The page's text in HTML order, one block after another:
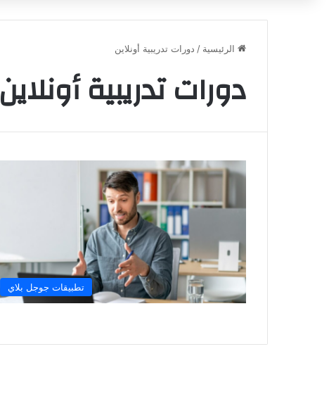
الرئيسية / دورات تدريبية أونلاين
دورات تدريبية أونلاين
تطبيقات جوجل بلاي